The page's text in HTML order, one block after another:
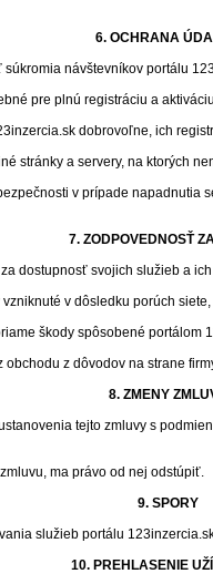
6. OCHRANA
návštevníkov portálu
pre plnú registráciu a
dobrovoľne, ich
stránky a servery, na ktorých
v prípade napadnutia
7. ZODPOVEDNOSŤ
dostupnosť svojich služieb a
v dôsledku porúch
škody spôsobené portálom
z dôvodov na strane
8. ZMENY
tejto zmluvy s
ma právo od nej odstúpiť.
9. SPORY
služieb portálu
10. PREHLASENIE